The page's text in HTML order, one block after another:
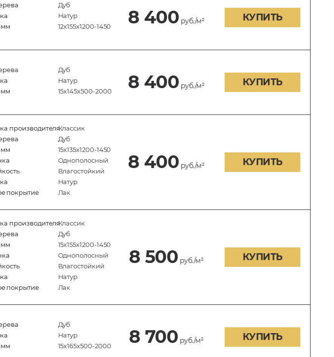
Дуб
Натур
мм
12х155х1200-1450 8 400 руб./м² КУПИТЬ
Дуб
Натур
мм
15х145х500-2000 8 400 руб./м² КУПИТЬ
производителяКлассик
Дуб
мм
15х135х1200-1450
Однополосный
Влагостойкий
Натур
покрытие
Лак
8 400 руб./м² КУПИТЬ
производителяКлассик
Дуб
мм
15х155х1200-1450
Однополосный
Влагостойкий
Натур
покрытие
Лак
8 500 руб./м² КУПИТЬ
Дуб
Натур
мм
15х165х500-2000 8 700 руб./м² КУПИТЬ